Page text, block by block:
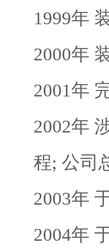
1999年
2000年
2001年
2002年
程; 公司
2003年
2004年